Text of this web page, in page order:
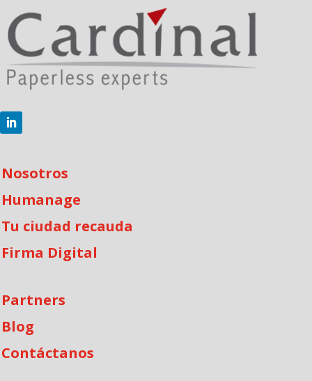
Nosotros
Humanage
Tu ciudad recauda
Firma Digital
Partners
Blog
Contáctanos